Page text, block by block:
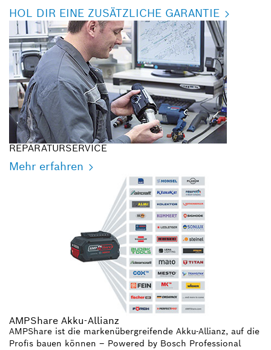
HOL DIR EINE ZUSÄTZLICHE GARANTIE
REPARATURSERVICE
Mehr erfahren
AMPShare Akku-Allianz
AMPShare ist die markenübergreifende Akku-Allianz, auf die
Profis bauen können – Powered by Bosch Professional